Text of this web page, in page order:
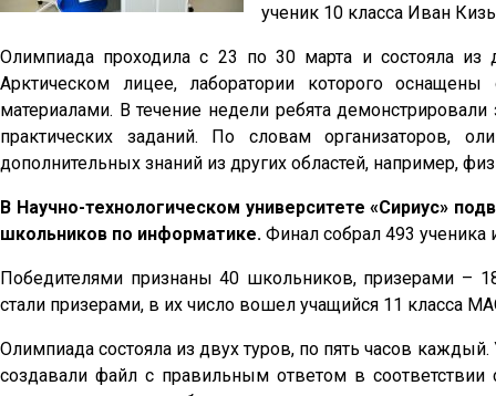
ученик 10 класса Иван
Олимпиада проходила с 23 по 30 марта и состояла из
Арктическом лицее, лаборатории которого
материалами. В течение недели ребята
практических заданий. По словам организаторов,
дополнительных знаний из других областей, например,
В Научно-технологическом университете «Сириус»
школьников по информатике. Финал собрал 493 ученика
Победителями признаны 40 школьников, призерами –
стали призерами, в их число вошел учащийся 11 класса
Олимпиада состояла из двух туров, по пять часов
создавали файл с правильным ответом в соответствии